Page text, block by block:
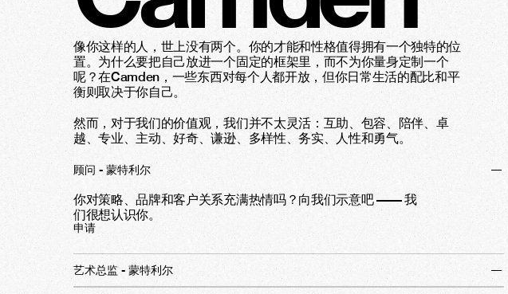
像你这样的人，世上没有两个。你的才能和性格值得拥有一个独特的位
置。为什么要把自己放进一个固定的框架里，而不为你量身定制一个
呢？在Camden，一些东西对每个人都开放，但你日常生活的配比和平
衡则取决于你自己。
然而，对于我们的价值观，我们并不太灵活：互助、包容、陪伴、卓
越、专业、主动、好奇、谦逊、多样性、务实、人性和勇气。
顾问 - 蒙特利尔
你对策略、品牌和客户关系充满热情吗？向我们示意吧 —— 我
们很想认识你。
申请
艺术总监 - 蒙特利尔